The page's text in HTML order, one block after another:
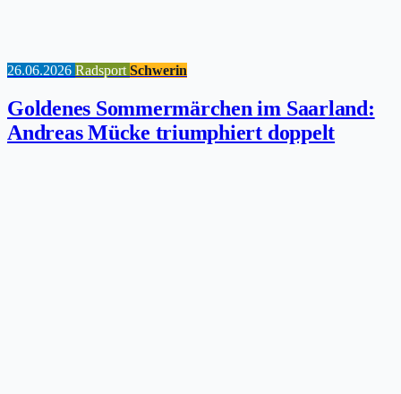
26.06.2026 Radsport Schwerin
Goldenes Sommermärchen im Saarland:
Andreas Mücke triumphiert doppelt